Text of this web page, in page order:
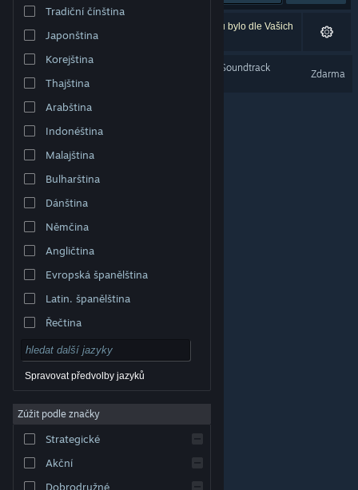
Změnit jazyk
Mobilní aplikace služby Steam
Desktopová verze stránky
© Valve Corporation. Všechna práva vyhrazena.
příslušných subjektů v USA a dalších zemích.
Smlouva o užívání služby Steam
Cookies
Tradiční čínština
Japonština
Korejština
Thajština
Arabština
Indonéština
Malajština
Bulharština
Dánština
Němčina
Angličtina
Evropská španělština
Latin. španělština
Řečtina
Spravovat předvolby jazyků
Zúžit podle značky
Strategické
Akční
Dobrodružné
Vašemu zadání odpovídá 1 výsledek. 2 produktů bylo dle Vašich
předvoleb vyloučeno z výsledků vyhledávání.
Dread X Collection Year 1 Soundtrack
Zdarma